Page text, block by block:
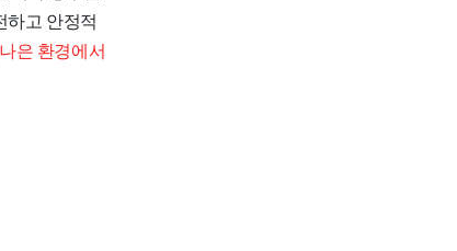
하고 안정적
은 환경에서